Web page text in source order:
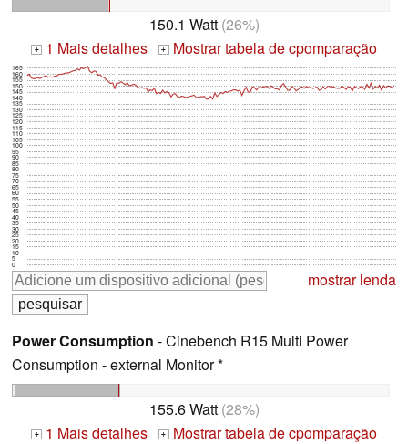
150.1 Watt(26%)
+ 1 Mais detalhes + Mostrar tabela de cpomparação
0
5
10
15
20
25
30
35
40
45
50
55
60
65
70
75
80
85
90
95
100
105
110
115
120
125
130
135
140
145
150
155
160
165
mostrar lenda
Power Consumption - Cinebench R15 Multi Power
Consumption - external Monitor *
155.6 Watt(28%)
+ 1 Mais detalhes + Mostrar tabela de cpomparação